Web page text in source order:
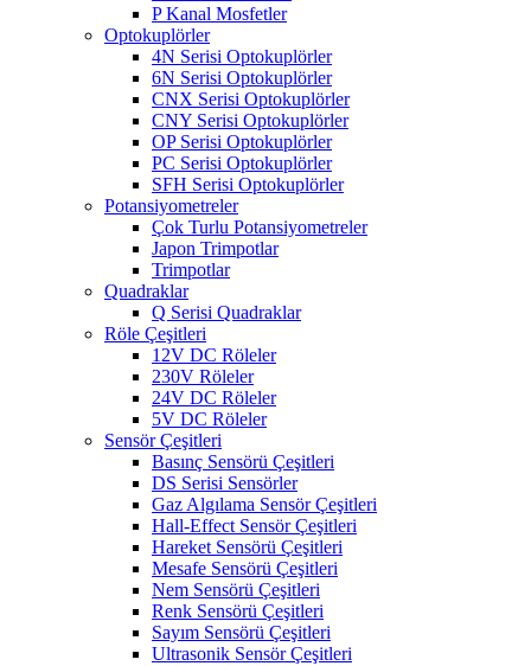
P Kanal Mosfetler
Optokuplörler
4N Serisi Optokuplörler
6N Serisi Optokuplörler
CNX Serisi Optokuplörler
CNY Serisi Optokuplörler
OP Serisi Optokuplörler
PC Serisi Optokuplörler
SFH Serisi Optokuplörler
Potansiyometreler
Çok Turlu Potansiyometreler
Japon Trimpotlar
Trimpotlar
Quadraklar
Q Serisi Quadraklar
Röle Çeşitleri
12V DC Röleler
230V Röleler
24V DC Röleler
5V DC Röleler
Sensör Çeşitleri
Basınç Sensörü Çeşitleri
DS Serisi Sensörler
Gaz Algılama Sensör Çeşitleri
Hall-Effect Sensör Çeşitleri
Hareket Sensörü Çeşitleri
Mesafe Sensörü Çeşitleri
Nem Sensörü Çeşitleri
Renk Sensörü Çeşitleri
Sayım Sensörü Çeşitleri
Ultrasonik Sensör Çeşitleri